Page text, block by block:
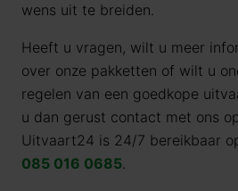
wens uit te breiden.
Heeft u vragen, wilt u meer
over onze pakketten of wilt u
regelen van een goedkope
u dan gerust contact met ons
Uitvaart24 is 24/7 bereikbaar
085 016 0685.